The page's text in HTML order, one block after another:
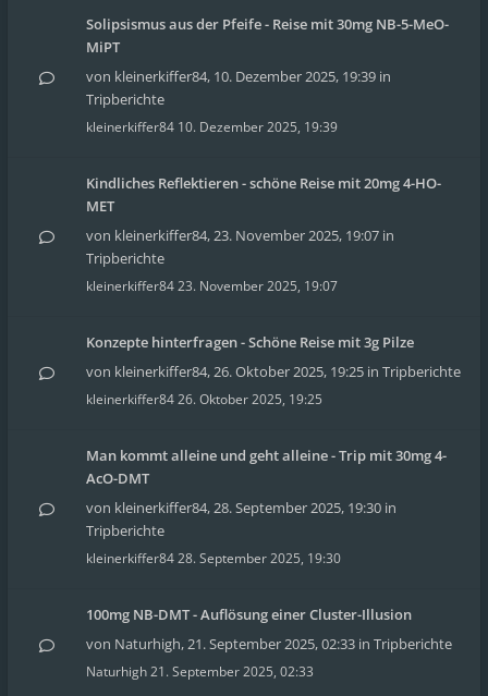
Solipsismus aus der Pfeife - Reise mit 30mg NB-5-MeO-
MiPT
von kleinerkiffer84, 10. Dezember 2025, 19:39 in
Tripberichte
kleinerkiffer84 10. Dezember 2025, 19:39
Kindliches Reflektieren - schöne Reise mit 20mg 4-HO-
MET
von kleinerkiffer84,23. November 2025, 19:07 in
Tripberichte
kleinerkiffer8423. November 2025, 19:07
Konzepte hinterfragen - Schöne Reise mit 3g Pilze
von kleinerkiffer84,26. Oktober 2025, 19:25 in Tripberichte
kleinerkiffer8426. Oktober 2025, 19:25
Man kommt alleine und geht alleine - Trip mit 30mg 4-
AcO-DMT
von kleinerkiffer84,28. September 2025, 19:30 in
Tripberichte
kleinerkiffer8428. September 2025, 19:30
100mg NB-DMT - Auflösung einer Cluster-Illusion
von Naturhigh,21. September 2025, 02:33 in Tripberichte
Naturhigh21. September 2025, 02:33